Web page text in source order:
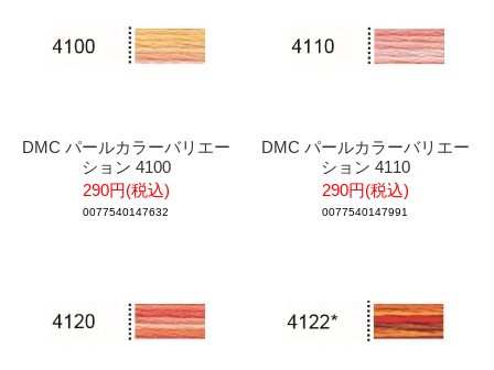
DMC パールカラーバリエー
ション 4100
290円(税込)
0077540147632
DMC パールカラーバリエー
ション 4110
290円(税込)
0077540147991